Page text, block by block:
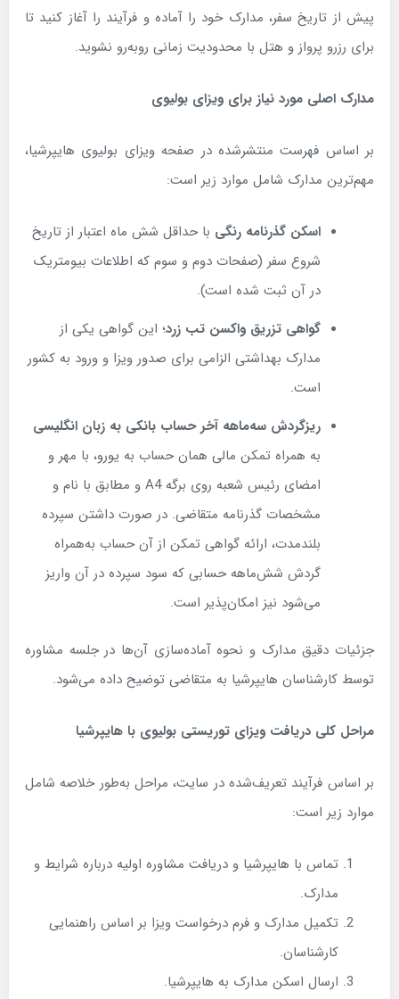
پیش از تاریخ سفر، مدارک خود را آماده و فرآیند را آغاز کنید تا
برای رزرو پرواز و هتل با محدودیت زمانی روبه‌رو نشوید.
مدارک اصلی مورد نیاز برای ویزای بولیوی
بر اساس فهرست منتشرشده در صفحه ویزای بولیوی هایپرشیا،
مهم‌ترین مدارک شامل موارد زیر است:
اسکن گذرنامه رنگی با حداقل شش ماه اعتبار از تاریخ
شروع سفر (صفحات دوم و سوم که اطلاعات بیومتریک
در آن ثبت شده است).
گواهی تزریق واکسن تب زرد؛ این گواهی یکی از
مدارک بهداشتی الزامی برای صدور ویزا و ورود به کشور
است.
ریزگردش سه‌ماهه آخر حساب بانکی به زبان انگلیسی
به همراه تمکن مالی همان حساب به یورو، با مهر و
امضای رئیس شعبه روی برگه A4 و مطابق با نام و
مشخصات گذرنامه متقاضی. در صورت داشتن سپرده
بلندمدت، ارائه گواهی تمکن از آن حساب به‌همراه
گردش شش‌ماهه حسابی که سود سپرده در آن واریز
می‌شود نیز امکان‌پذیر است.
جزئیات دقیق مدارک و نحوه آماده‌سازی آن‌ها در جلسه مشاوره
توسط کارشناسان هایپرشیا به متقاضی توضیح داده می‌شود.
مراحل کلی دریافت ویزای توریستی بولیوی با هایپرشیا
بر اساس فرآیند تعریف‌شده در سایت، مراحل به‌طور خلاصه شامل
موارد زیر است:
تماس با هایپرشیا و دریافت مشاوره اولیه درباره شرایط و
مدارک.
تکمیل مدارک و فرم درخواست ویزا بر اساس راهنمایی
کارشناسان.
ارسال اسکن مدارک به هایپرشیا.